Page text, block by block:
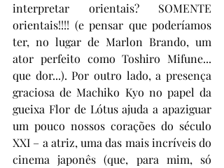
interpretar orientais? SOMENTE
orientais!!!! (e pensar que poderíamos
ter, no lugar de Marlon Brando, um
ator perfeito como Toshiro Mifune...
que dor...). Por outro lado, a presença
graciosa de Machiko Kyo no papel da
gueixa Flor de Lótus ajuda a apaziguar
um pouco nossos corações do século
XXI – a atriz, uma das mais incríveis do
cinema japonês (que, para mim, só